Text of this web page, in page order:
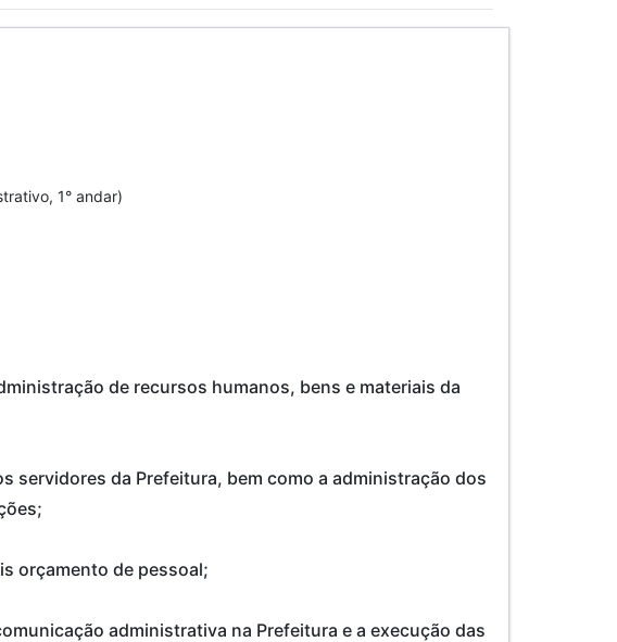
1° andar)
de recursos humanos, bens e materiais da
servidores da Prefeitura, bem como a administração dos
orçamento de pessoal;
administrativa na Prefeitura e a execução das